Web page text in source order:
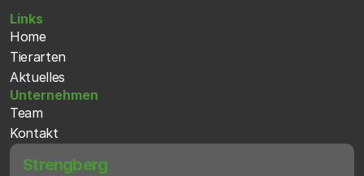
Links
Home
Tierarten
Aktuelles
Unternehmen
Team
Kontakt
Strengberg